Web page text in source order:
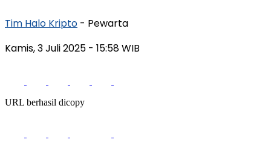
Tim Halo Kripto - Pewarta
Kamis, 3 Juli 2025 - 15:58 WIB
URL berhasil dicopy